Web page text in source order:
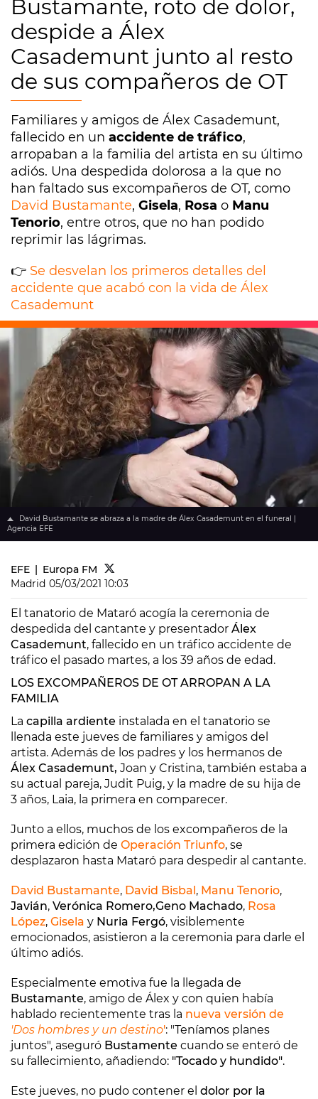
Bustamante, roto de dolor,
despide a Álex
Casademunt junto al resto
de sus compañeros de OT
Familiares y amigos de Álex Casademunt,
fallecido en un accidente de tráfico,
arropaban a la familia del artista en su último
adiós. Una despedida dolorosa a la que no
han faltado sus excompañeros de OT, como
David Bustamante, Gisela, Rosa o Manu
Tenorio, entre otros, que no han podido
reprimir las lágrimas.
👉 Se desvelan los primeros detalles del
accidente que acabó con la vida de Álex
Casademunt
David Bustamante se abraza a la madre de Álex Casademunt en el funeral |
Agencia EFE
EFE
Europa FM
Madrid 05/03/2021 10:03
El tanatorio de Mataró acogía la ceremonia de
despedida del cantante y presentador Álex
Casademunt, fallecido en un tráfico accidente de
tráfico el pasado martes, a los 39 años de edad.
LOS EXCOMPAÑEROS DE OT ARROPAN A LA
FAMILIA
La capilla ardiente instalada en el tanatorio se
llenada este jueves de familiares y amigos del
artista. Además de los padres y los hermanos de
Álex Casademunt, Joan y Cristina, también estaba a
su actual pareja, Judit Puig, y la madre de su hija de
3 años, Laia, la primera en comparecer.
Junto a ellos, muchos de los excompañeros de la
primera edición de Operación Triunfo, se
desplazaron hasta Mataró para despedir al cantante.
David Bustamante, David Bisbal, Manu Tenorio,
Javián, Verónica Romero,Geno Machado, Rosa
López, Gisela y Nuria Fergó, visiblemente
emocionados, asistieron a la ceremonia para darle el
último adiós.
Especialmente emotiva fue la llegada de
Bustamante, amigo de Álex y con quien había
hablado recientemente tras la nueva versión de
'Dos hombres y un destino': "Teníamos planes
juntos", aseguró Bustamente cuando se enteró de
su fallecimiento, añadiendo: "Tocado y hundido".
Este jueves, no pudo contener el dolor por la